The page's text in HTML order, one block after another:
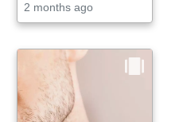
2 months ago